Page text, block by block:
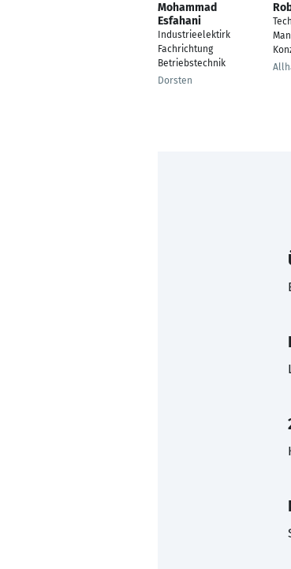
Mohammad
Esfahani
Industrieelektirk
Fachrichtung
Betriebstechnik
Dorsten